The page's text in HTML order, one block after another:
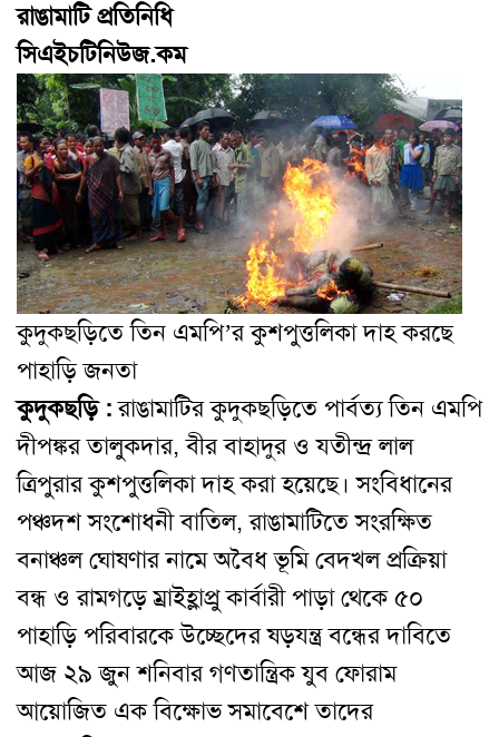
রাঙামাটি প্রতিনিধি
সিএইচটিনিউজ.কম
কুদুকছড়িতে তিন এমপি’র কুশপুত্তলিকা দাহ করছে
পাহাড়ি জনতা
কুদুকছড়ি :রাঙামাটির কুদুকছড়িতে পার্বত্য তিন এমপি
দীপঙ্কর তালুকদার, বীর বাহাদুর ও যতীন্দ্র লাল
ত্রিপুরার কুশপুত্তলিকা দাহ করা হয়েছে। সংবিধানের
পঞ্চদশ সংশোধনী বাতিল, রাঙামাটিতে সংরক্ষিত
বনাঞ্চল ঘোষণার নামে অবৈধ ভূমি বেদখল প্রক্রিয়া
বন্ধ ও রামগড়ে ম্রাইহ্লাপ্রু কার্বারী পাড়া থেকে ৫০
পাহাড়ি পরিবারকে উচ্ছেদের ষড়যন্ত্র বন্ধের দাবিতে
আজ ২৯ জুন শনিবার গণতান্ত্রিক যুব ফোরাম
আয়োজিত এক বিক্ষোভ সমাবেশে তাদের